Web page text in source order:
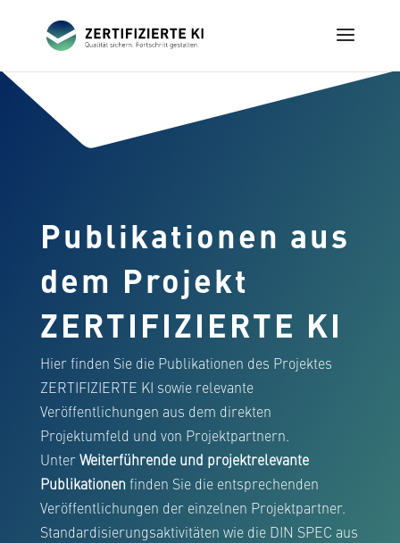
Publikationen aus
dem Projekt
ZERTIFIZIERTE KI
Hier finden Sie die Publikationen des Projektes
ZERTIFIZIERTE KI sowie relevante
Veröffentlichungen aus dem direkten
Projektumfeld und von Projektpartnern.
Unter Weiterführende und projektrelevante
Publikationenfinden Sie die entsprechenden
Veröffentlichungen der einzelnen Projektpartner.
Standardisierungsaktivitäten wie die DIN SPEC aus